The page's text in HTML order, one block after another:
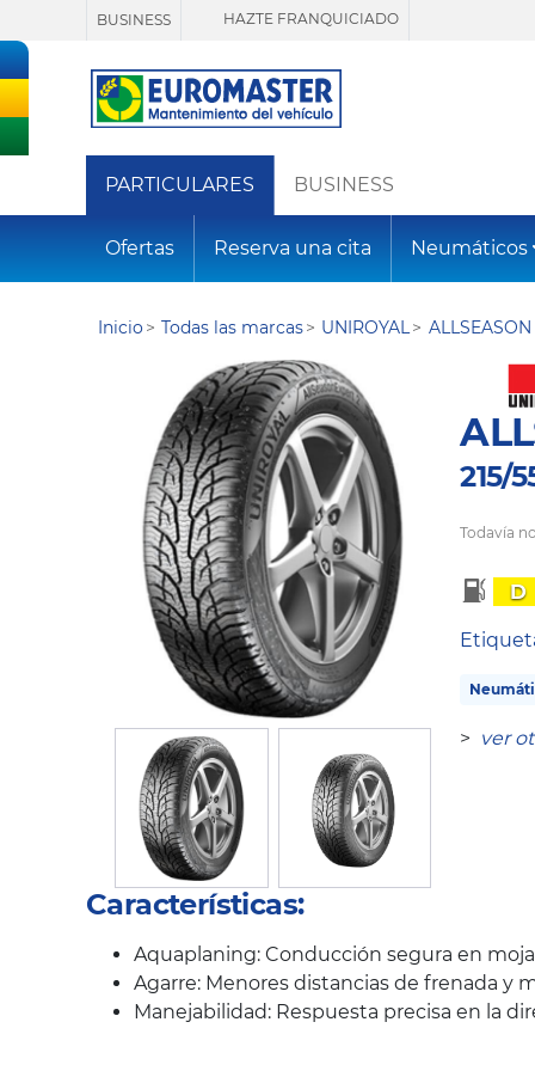
BUSINESS HAZTE FRANQUICIADO
PARTICULARES BUSINESS
Ofertas Reserva una cita Neumáticos
Inicio Todas las marcas UNIROYAL ALLSEASON
215/
Todavía
D
> ver
Características:
Aquaplaning: Conducción segura en
Agarre: Menores distancias de frenada y
Manejabilidad: Respuesta precisa en la